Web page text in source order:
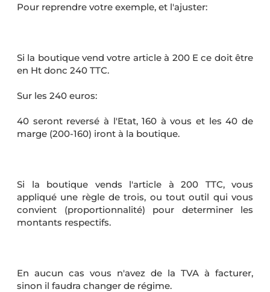
Pour reprendre votre exemple, et l'ajuster:
Si la boutique vend votre article à 200 E ce doit être
en Ht donc 240 TTC.
Sur les 240 euros:
40 seront reversé à l'Etat, 160 à vous et les 40 de
marge (200-160) iront à la boutique.
Si la boutique vends l'article à 200 TTC, vous
appliqué une règle de trois, ou tout outil qui vous
convient (proportionnalité) pour determiner les
montants respectifs.
En aucun cas vous n'avez de la TVA à facturer,
sinon il faudra changer de régime.